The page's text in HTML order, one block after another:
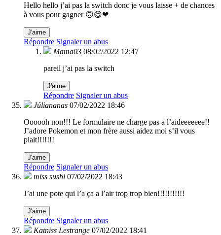
Hello hello j’ai pas la switch donc je vous laisse + de chances
à vous pour gagner 🙃😋❤
J'aime
Répondre Signaler un abus
Mama03 08/02/2022 12:47
pareil j’ai pas la switch
J'aime
Répondre Signaler un abus
Júliananas 07/02/2022 18:46
Oooooh non!!! Le formulaire ne charge pas à l’aideeeeeee!!
J’adore Pokemon et mon frère aussi aidez moi s’il vous
plait!!!!!!!
J'aime
Répondre Signaler un abus
miss sushi 07/02/2022 18:43
J’ai une pote qui l’a ça a l’air trop trop bien!!!!!!!!!!!
J'aime
Répondre Signaler un abus
Katniss Lestrange 07/02/2022 18:41